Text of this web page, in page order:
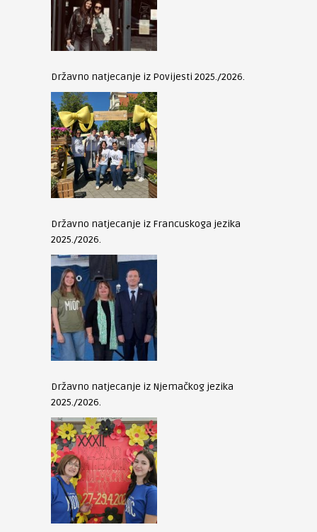
Državno natjecanje iz Povijesti 2025./2026.
Državno natjecanje iz Francuskoga jezika
2025./2026.
Državno natjecanje iz Njemačkog jezika
2025./2026.